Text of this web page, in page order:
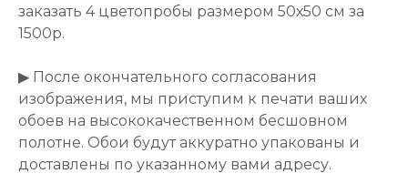
заказать 4 цветопробы размером 50х50 см за
1500р.
▶ После окончательного согласования
изображения, мы приступим к печати ваших
обоев на высококачественном бесшовном
полотне. Обои будут аккуратно упакованы и
доставлены по указанному вами адресу.